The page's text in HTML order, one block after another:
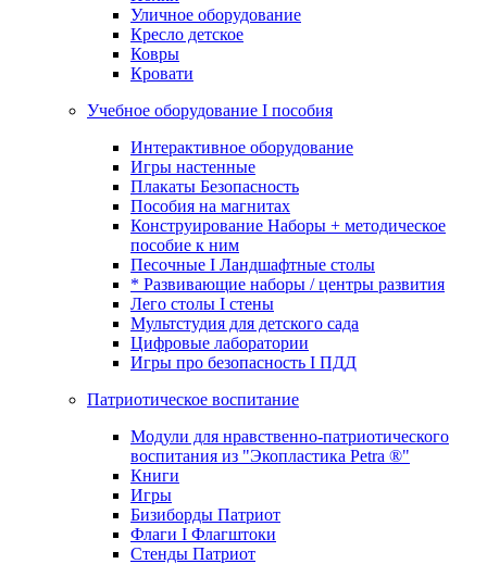
Уличное оборудование
Кресло детское
Ковры
Кровати
Учебное оборудование I пособия
Интерактивное оборудование
Игры настенные
Плакаты Безопасность
Пособия на магнитах
Конструирование Наборы + методическое
пособие к ним
Песочные I Ландшафтные столы
* Развивающие наборы / центры развития
Лего столы I стены
Мультстудия для детского сада
Цифровые лаборатории
Игры про безопасность I ПДД
Патриотическое воспитание
Модули для нравственно-патриотического
воспитания из "Экопластика Petra ®"
Книги
Игры
Бизиборды Патриот
Флаги I Флагштоки
Стенды Патриот